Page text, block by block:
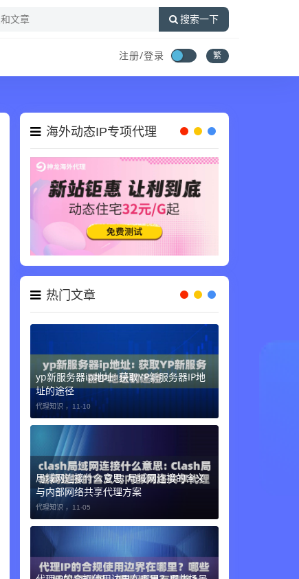
搜索一下
注册/登录 繁
海外动态IP专项代理
热门文章
yp新服务器ip地址: 获取YP新服务器IP地
址的途径
11-10
局域网连接什么意思: 局域网连接的含义
与内部网络共享代理方案